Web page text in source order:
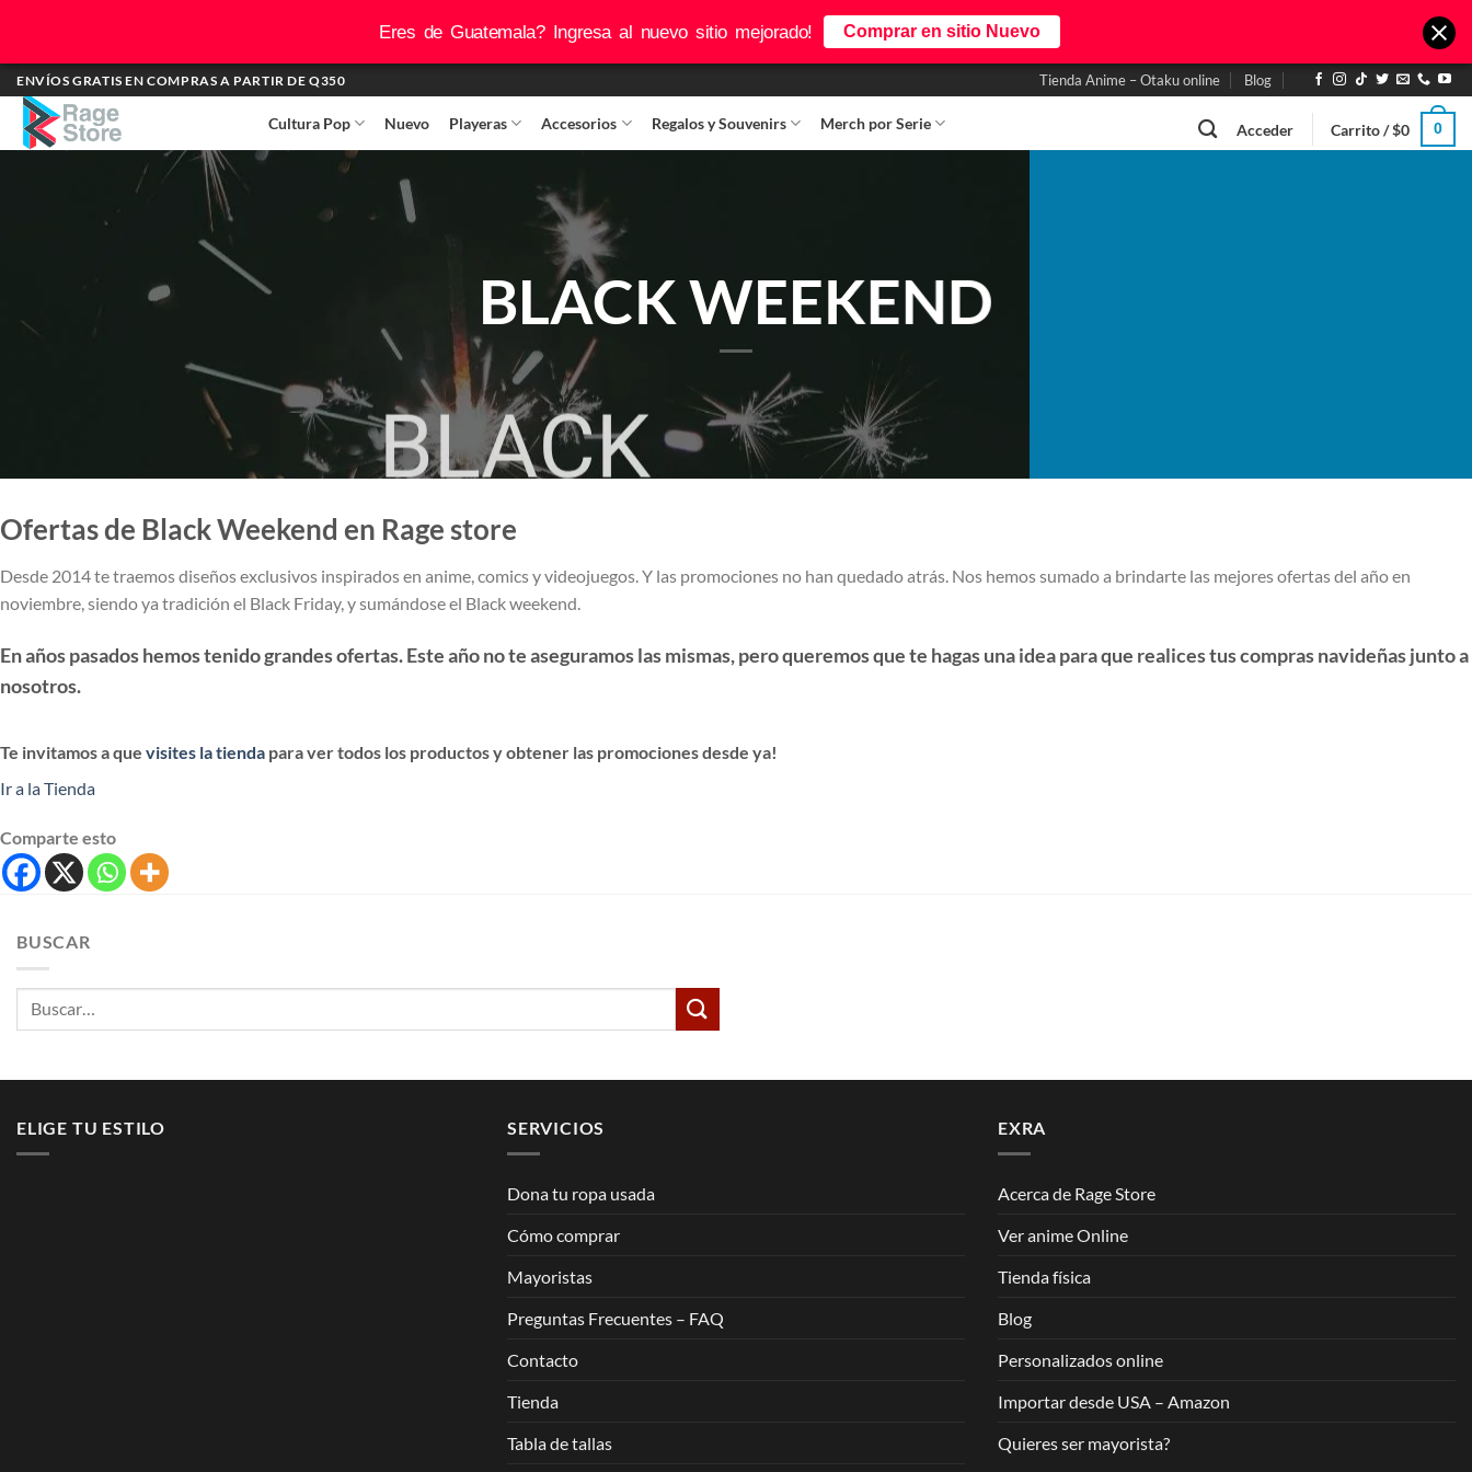
Saltar
al
contenido
ENVÍOS GRATIS EN COMPRAS A PARTIR DE Q350 Tienda Anime – Otaku online Blog
Cultura Pop Nuevo Playeras Accesorios Regalos y Souvenirs Merch por Serie Acceder Carrito /$0 0
BLACK WEEKEND
Ofertas de Black Weekend en Rage store
Desde 2014 te traemos diseños exclusivos inspirados en anime, comics y videojuegos. Y las promociones no han quedado atrás. Nos hemos sumado a brindarte las mejores ofertas del año en
noviembre, siendo ya tradición el Black Friday, y sumándose el Black weekend.
En años pasados hemos tenido grandes ofertas. Este año no te aseguramos las mismas, pero queremos que te hagas una idea para que realices tus compras navideñas junto a
nosotros.
Te invitamos a que visites la tienda para ver todos los productos y obtener las promociones desde ya!
Ir a la Tienda
Comparte esto
BUSCAR
Buscar
ELIGE TU ESTILO SERVICIOS
Dona tu ropa usada
Cómo comprar
Mayoristas
Preguntas Frecuentes – FAQ
Contacto
Tienda
Tabla de tallas
EXRA
Acerca de Rage Store
Ver anime Online
Tienda física
Blog
Personalizados online
Importar desde USA – Amazon
Quieres ser mayorista?
Eres de Guatemala? Ingresa al nuevo sitio mejorado! Comprar en sitio Nuevo